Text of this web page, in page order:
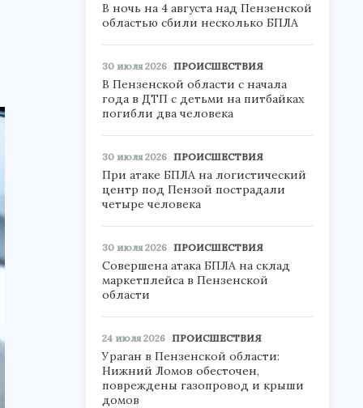
В ночь на 4 августа над Пензенской
областью сбили несколько БПЛА
30 июля 2026 ПРОИСШЕСТВИЯ
В Пензенской области с начала
года в ДТП с детьми на питбайках
погибли два человека
30 июля 2026 ПРОИСШЕСТВИЯ
При атаке БПЛА на логистический
центр под Пензой пострадали
четыре человека
30 июля 2026 ПРОИСШЕСТВИЯ
Совершена атака БПЛА на склад
маркетплейса в Пензенской
области
24 июля 2026 ПРОИСШЕСТВИЯ
Ураган в Пензенской области:
Нижний Ломов обесточен,
повреждены газопровод и крыши
домов